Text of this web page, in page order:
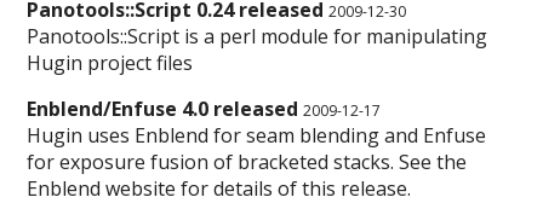
Panotools::Script 0.24 released 2009-12-30
Panotools::Script is a perl module for manipulating
Hugin project files
Enblend/Enfuse 4.0 released 2009-12-17
Hugin uses Enblend for seam blending and Enfuse
for exposure fusion of bracketed stacks. See the
Enblend website for details of this release.